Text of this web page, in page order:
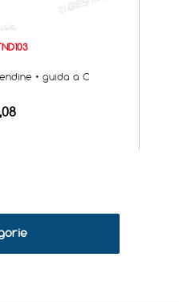
• guida a C